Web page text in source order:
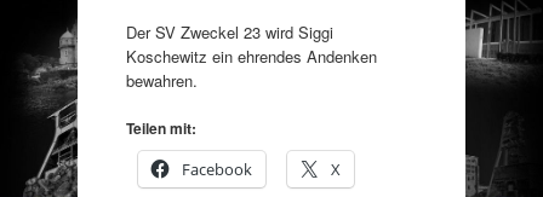
Der SV Zweckel 23 wird Siggi
Koschewitz ein ehrendes Andenken
bewahren.
Teilen mit:
Facebook
X